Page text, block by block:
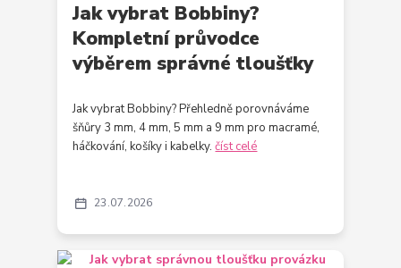
23 07 2026
Jak vybrat Bobbiny?
Kompletní průvodce
výběrem správné tloušťky
Jak vybrat Bobbiny? Přehledně porovnáváme
šňůry 3 mm, 4 mm, 5 mm a 9 mm pro macramé,
háčkování, košíky i kabelky.číst celé